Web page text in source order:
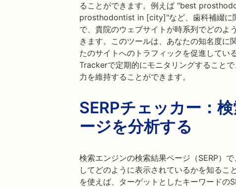
ることができます。例えば "best
prosthodontist in [city]"など、歯科補綴に
で、貴院のウェブサイトが時系列でどのよ
きます。このツールは、あなたの知名度に
たのサイトへのトラフィックを促進してい
Trackerで定期的にモニタリングすること
力を維持することができます。
SERPチェッカー：
ージを分析する
検索エンジンの検索結果ページ（SERP）
してどのように表示されているかを知る
を使えば、ターゲットとしたキーワードの